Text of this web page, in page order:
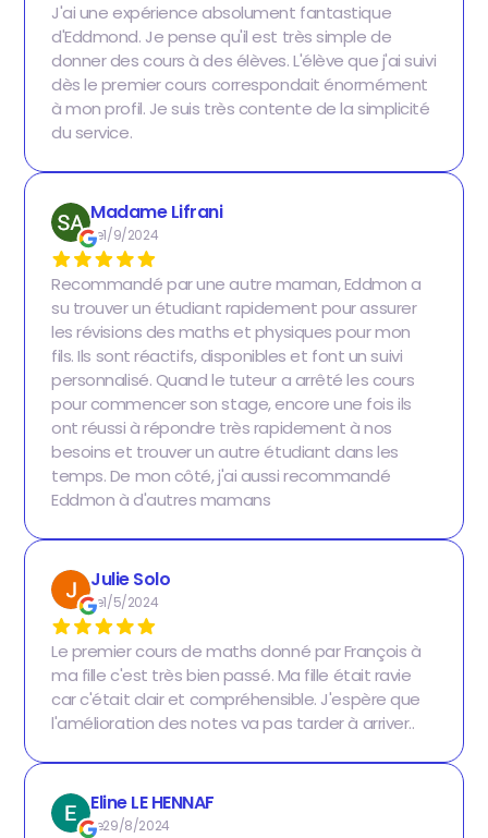
J'ai une expérience absolument fantastique
d'Eddmond. Je pense qu'il est très simple de
donner des cours à des élèves. L'élève que j'ai suivi
dès le premier cours correspondait énormément
à mon profil. Je suis très contente de la simplicité
du service.
Madame Lifrani
Le1/9/2024
Recommandé par une autre maman, Eddmon a
su trouver un étudiant rapidement pour assurer
les révisions des maths et physiques pour mon
fils. Ils sont réactifs, disponibles et font un suivi
personnalisé. Quand le tuteur a arrêté les cours
pour commencer son stage, encore une fois ils
ont réussi à répondre très rapidement à nos
besoins et trouver un autre étudiant dans les
temps. De mon côté, j'ai aussi recommandé
Eddmon à d'autres mamans
Julie Solo
Le1/5/2024
Le premier cours de maths donné par François à
ma fille c'est très bien passé. Ma fille était ravie
car c'était clair et compréhensible. J'espère que
l'amélioration des notes va pas tarder à arriver..
Eline LE HENNAF
Le29/8/2024